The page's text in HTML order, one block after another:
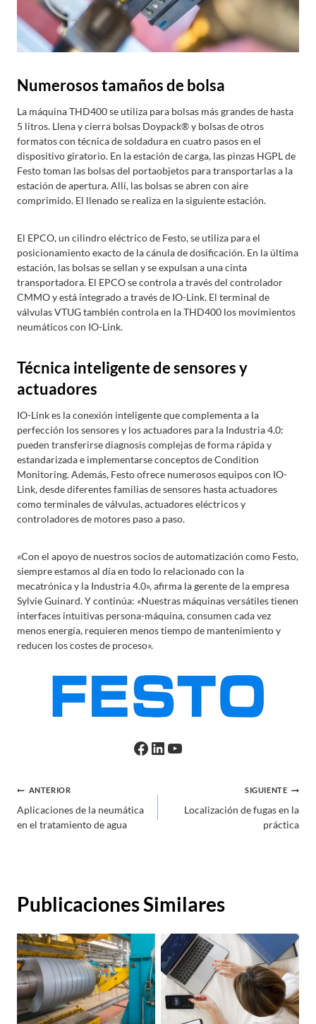
Numerosos tamaños de bolsa
La máquina THD400 se utiliza para bolsas más grandes de hasta
5 litros. Llena y cierra bolsas Doypack® y bolsas de otros
formatos con técnica de soldadura en cuatro pasos en el
dispositivo giratorio. En la estación de carga, las pinzas HGPL de
Festo toman las bolsas del portaobjetos para transportarlas a la
estación de apertura. Allí, las bolsas se abren con aire
comprimido. El llenado se realiza en la siguiente estación.
El EPCO, un cilindro eléctrico de Festo, se utiliza para el
posicionamiento exacto de la cánula de dosificación. En la última
estación, las bolsas se sellan y se expulsan a una cinta
transportadora. El EPCO se controla a través del controlador
CMMO y está integrado a través de IO-Link. El terminal de
válvulas VTUG también controla en la THD400 los movimientos
neumáticos con IO-Link.
Técnica inteligente de sensores y
actuadores
IO-Link es la conexión inteligente que complementa a la
perfección los sensores y los actuadores para la Industria 4.0:
pueden transferirse diagnosis complejas de forma rápida y
estandarizada e implementarse conceptos de Condition
Monitoring. Además, Festo ofrece numerosos equipos con IO-
Link, desde diferentes familias de sensores hasta actuadores
como terminales de válvulas, actuadores eléctricos y
controladores de motores paso a paso.
«Con el apoyo de nuestros socios de automatización como Festo,
siempre estamos al día en todo lo relacionado con la
mecatrónica y la Industria 4.0», afirma la gerente de la empresa
Sylvie Guinard. Y continúa: «Nuestras máquinas versátiles tienen
interfaces intuitivas persona-máquina, consumen cada vez
menos energía, requieren menos tiempo de mantenimiento y
reducen los costes de proceso».
Facebook LinkedIn YouTube
Navegación
de
ANTERIOR
Aplicaciones de la neumática
en el tratamiento de agua
SIGUIENTE
Localización de fugas en la
práctica
Publicaciones Similares